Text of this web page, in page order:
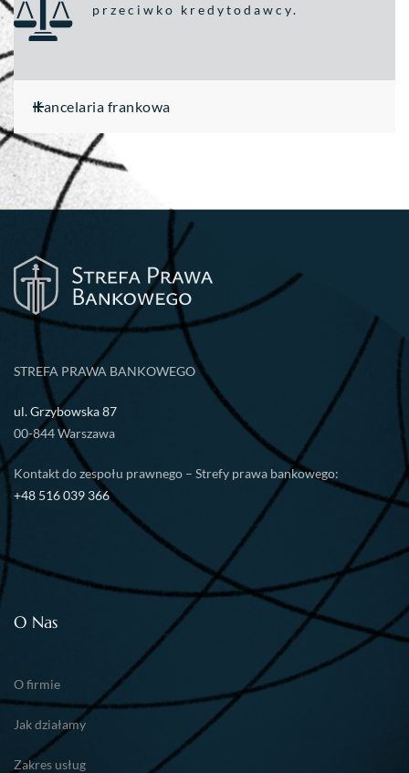
przeciwko kredytodawcy.
Kancelaria frankowa
STREFA PRAWA BANKOWEGO
ul. Grzybowska 87
00-844 Warszawa
Kontakt do zespołu prawnego – Strefy prawa bankowego:
+48 516 039 366
O Nas
O firmie
Jak działamy
Zakres usług